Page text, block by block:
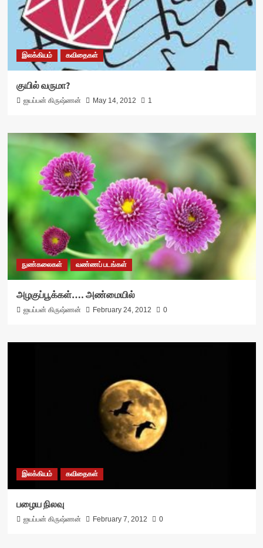
இலக்கியம் கவிதைகள்
குயில் வருமா?
ஐயப்பன் கிருஷ்ணன் May 14, 2012 1
நுண்கலைகள் வண்ணப் படங்கள்
அழகுப்பூக்கள்…. அண்மையில்
ஐயப்பன் கிருஷ்ணன் February 24, 2012 0
இலக்கியம் கவிதைகள்
பழைய நிலவு
ஐயப்பன் கிருஷ்ணன் February 7, 2012 0